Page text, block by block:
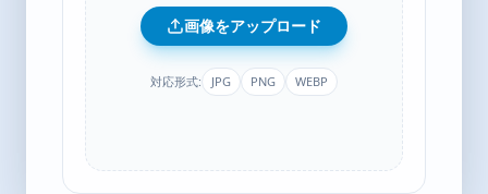
画像をアップロード
対応形式: JPG PNG WEBP